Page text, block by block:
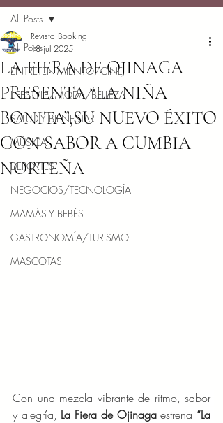
All Posts
ENTRETENIMIENTO/CINE
LIFESTYLE/MODA/BELLEZA
SALUD Y BIENESTAR
MÚSICA
DEPORTES
NEGOCIOS/TECNOLOGÍA
MAMÁS Y BEBÉS
GASTRONOMÍA/TURISMO
MASCOTAS
All Posts
LA FIERA DE OJINAGA
PRESENTA “LA NIÑA
BONITA”,SU NUEVO ÉXITO
CON SABOR A CUMBIA
NORTEÑA
Revista Booking
18 jul 2025
Con una mezcla vibrante de ritmo, sabor
y alegría, La Fiera de Ojinaga estrena “La